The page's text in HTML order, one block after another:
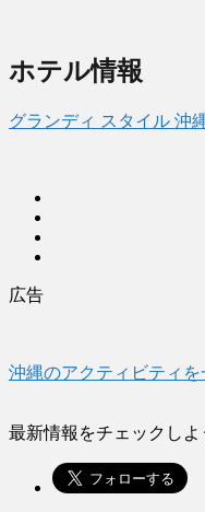
ホテル情報
グランディ スタイル 沖
広告
沖縄のアクティビティを
最新情報をチェックしよ